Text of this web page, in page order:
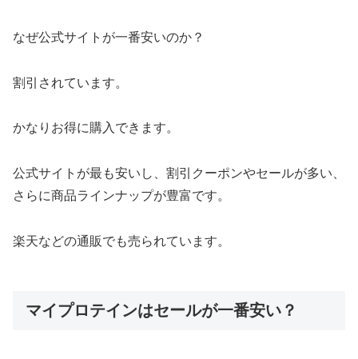
なぜ公式サイトが一番安いのか？
割引されています。
かなりお得に購入できます。
公式サイトが最も安いし、割引クーポンやセールが多い、
さらに商品ラインナップが豊富です。
楽天などの通販でも売られています。
マイプロテインはセールが一番安い？